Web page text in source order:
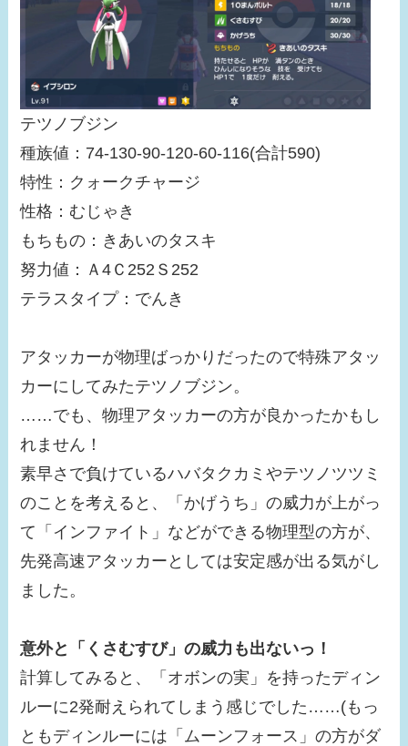
テツノブジン
種族値：74-130-90-120-60-116(合計590)
特性：クォークチャージ
性格：むじゃき
もちもの：きあいのタスキ
努力値：Ａ4Ｃ252Ｓ252
テラスタイプ：でんき
アタッカーが物理ばっかりだったので特殊アタッ
カーにしてみたテツノブジン。
……でも、物理アタッカーの方が良かったかもし
れません！
素早さで負けているハバタクカミやテツノツツミ
のことを考えると、「かげうち」の威力が上がっ
て「インファイト」などができる物理型の方が、
先発高速アタッカーとしては安定感が出る気がし
ました。
意外と「くさむすび」の威力も出ないっ！
計算してみると、「オボンの実」を持ったディン
ルーに2発耐えられてしまう感じでした……(もっ
ともディンルーには「ムーンフォース」の方がダ